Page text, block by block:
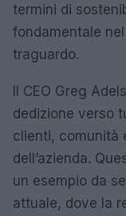
termini di
fondamentale
traguardo.
Il CEO Greg
dedizione verso
clienti, comunità
dell’azienda.
un esempio da
attuale, dove la